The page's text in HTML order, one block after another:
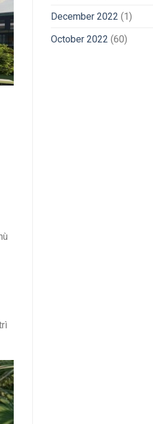
December 2022 (1)
October 2022 (60)